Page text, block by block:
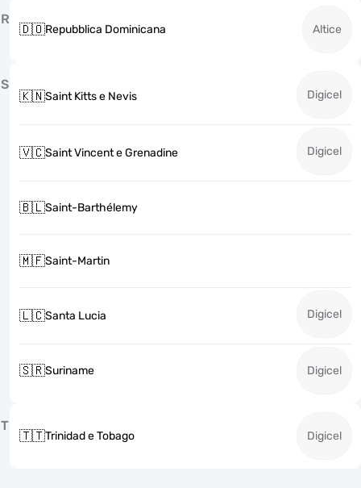
R
🇩🇴Repubblica Dominicana Altice
S
🇰🇳Saint Kitts e Nevis Digicel
🇻🇨Saint Vincent e Grenadine Digicel
🇧🇱Saint-Barthélemy
🇲🇫Saint-Martin
🇱🇨Santa Lucia Digicel
🇸🇷Suriname Digicel
T
🇹🇹Trinidad e Tobago Digicel